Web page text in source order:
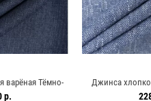
варёная Тёмно-
19052606
р.
Джинса
MARA Сине-